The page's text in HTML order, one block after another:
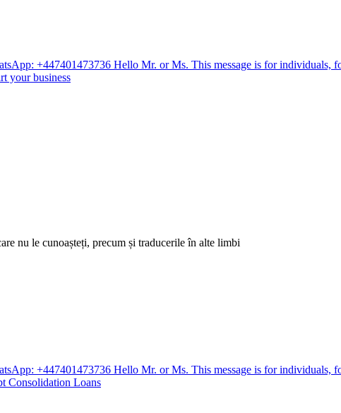
+447401473736 Hello Mr. or Ms. This message is for individuals,
your business
nu le cunoașteți, precum și traducerile în alte limbi
+447401473736 Hello Mr. or Ms. This message is for individuals,
Consolidation Loans